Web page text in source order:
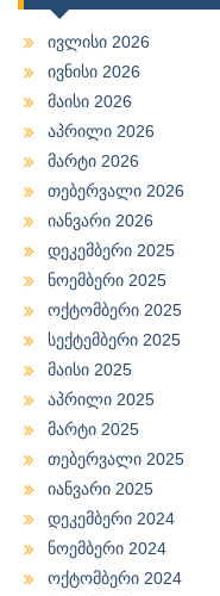
ივლისი 2026
ივნისი 2026
მაისი 2026
აპრილი 2026
მარტი 2026
თებერვალი 2026
იანვარი 2026
დეკემბერი 2025
ნოემბერი 2025
ოქტომბერი 2025
სექტემბერი 2025
მაისი 2025
აპრილი 2025
მარტი 2025
თებერვალი 2025
იანვარი 2025
დეკემბერი 2024
ნოემბერი 2024
ოქტომბერი 2024